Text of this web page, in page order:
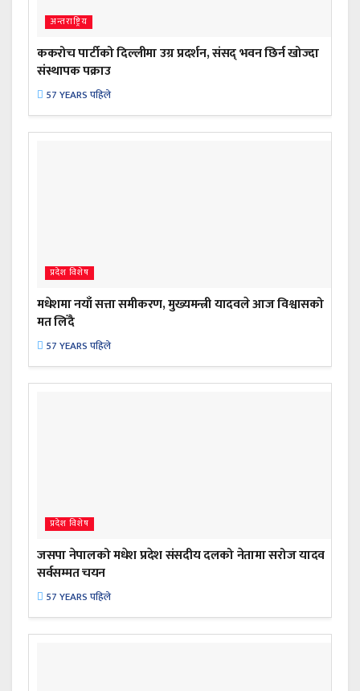
अन्तराष्ट्रिय
ककरोच पार्टीको दिल्लीमा उग्र प्रदर्शन, संसद् भवन छिर्न खोज्दा
संस्थापक पक्राउ
57 YEARS पहिले
प्रदेश विशेष
मधेशमा नयाँ सत्ता समीकरण, मुख्यमन्त्री यादवले आज विश्वासको
मत लिँदै
57 YEARS पहिले
प्रदेश विशेष
जसपा नेपालको मधेश प्रदेश संसदीय दलको नेतामा सरोज यादव
सर्वसम्मत चयन
57 YEARS पहिले